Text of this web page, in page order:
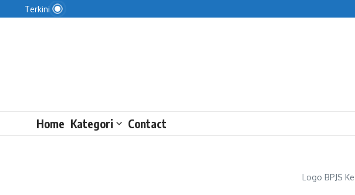
Lewati ke konten
Terkini
Home Kategori Contact
Logo BPJS